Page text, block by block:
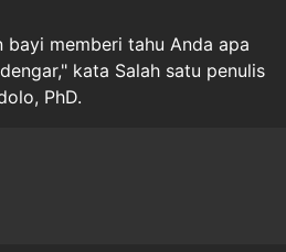
bayi memberi tahu Anda apa
kata Salah satu penulis
PhD.